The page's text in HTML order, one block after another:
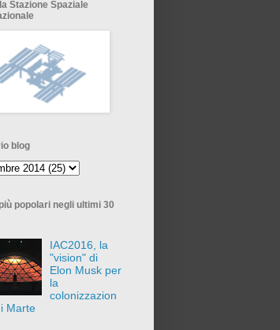
Stazione Spaziale
blog
popolari negli ultimi 30
IAC2016, la
"vision" di
Elon Musk per
la
colonizzazion
Marte